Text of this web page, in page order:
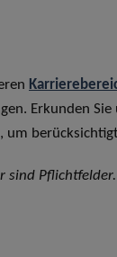
Erkunden Sie
um
sind Pflichtfelder.